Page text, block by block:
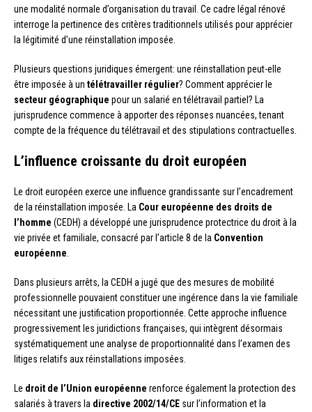
une modalité normale d’organisation du travail. Ce cadre légal rénové
interroge la pertinence des critères traditionnels utilisés pour apprécier
la légitimité d’une réinstallation imposée.
Plusieurs questions juridiques émergent: une réinstallation peut-elle
être imposée à un télétravailler régulier? Comment apprécier le
secteur géographique pour un salarié en télétravail partiel? La
jurisprudence commence à apporter des réponses nuancées, tenant
compte de la fréquence du télétravail et des stipulations contractuelles.
L’influence croissante du droit européen
Le droit européen exerce une influence grandissante sur l’encadrement
de la réinstallation imposée. La Cour européenne des droits de
l’homme (CEDH) a développé une jurisprudence protectrice du droit à la
vie privée et familiale, consacré par l’article 8 de la Convention
européenne
Dans plusieurs arrêts, la CEDH a jugé que des mesures de mobilité
professionnelle pouvaient constituer une ingérence dans la vie familiale
nécessitant une justification proportionnée. Cette approche influence
progressivement les juridictions françaises, qui intègrent désormais
systématiquement une analyse de proportionnalité dans l’examen des
litiges relatifs aux réinstallations imposées.
Le droit de l’Union européenne renforce également la protection des
salariés à travers la directive 2002/14/CE sur l’information et la